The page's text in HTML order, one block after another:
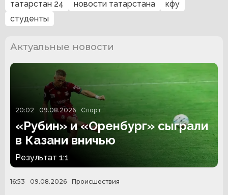
татарстан 24 новости татарстана
кфу
студенты
Актуальные новости
20:02 09.08.2026 Спорт
«Рубин» и «Оренбург» сыграли
в Казани вничью
Результат 1:1
16:53 09.08.2026 Происшествия